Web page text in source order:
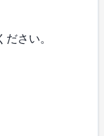
さい。